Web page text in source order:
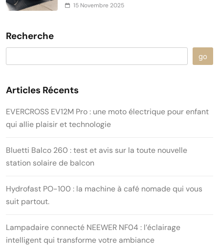
15 Novembre 2025
Recherche
go
Articles Récents
EVERCROSS EV12M Pro : une moto électrique pour enfant
qui allie plaisir et technologie
Bluetti Balco 260 : test et avis sur la toute nouvelle
station solaire de balcon
Hydrofast PO-100 : la machine à café nomade qui vous
suit partout.
Lampadaire connecté NEEWER NF04 : l’éclairage
intelligent qui transforme votre ambiance